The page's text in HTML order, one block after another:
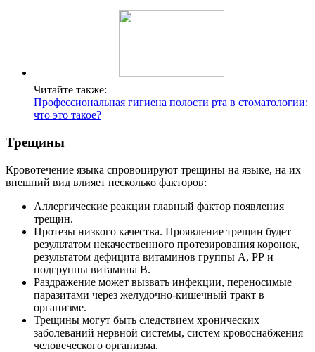
Читайте также:
Профессиональная гигиена полости рта в стоматологии:
что это такое?
Трещины
Кровотечение языка спровоцируют трещины на языке, на их
внешний вид влияет несколько факторов:
Аллергические реакции главный фактор появления
трещин.
Протезы низкого качества. Проявление трещин будет
результатом некачественного протезирования коронок,
результатом дефицита витаминов группы А, РР и
подгруппы витамина В.
Раздражение может вызвать инфекции, переносимые
паразитами через желудочно-кишечный тракт в
организме.
Трещины могут быть следствием хронических
заболеваний нервной системы, систем кровоснабжения
человеческого организма.